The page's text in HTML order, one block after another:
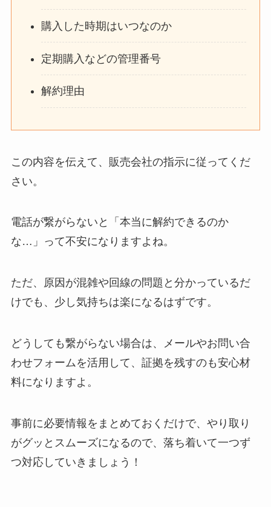
購入した時期はいつなのか
定期購入などの管理番号
解約理由
この内容を伝えて、販売会社の指示に従ってくだ
さい。
電話が繋がらないと「本当に解約できるのか
な…」って不安になりますよね。
ただ、原因が混雑や回線の問題と分かっているだ
けでも、少し気持ちは楽になるはずです。
どうしても繋がらない場合は、メールやお問い合
わせフォームを活用して、証拠を残すのも安心材
料になりますよ。
事前に必要情報をまとめておくだけで、やり取り
がグッとスムーズになるので、落ち着いて一つず
つ対応していきましょう！